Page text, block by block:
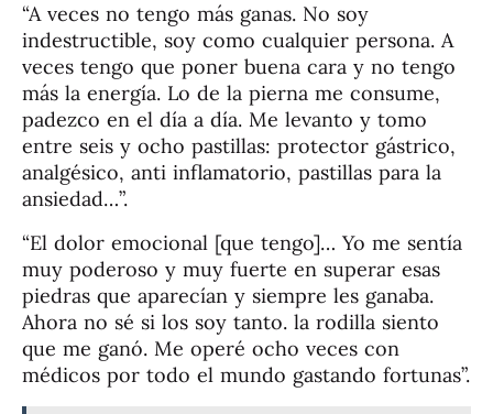
“A veces no tengo más ganas. No soy
indestructible, soy como cualquier persona. A
veces tengo que poner buena cara y no tengo
más la energía. Lo de la pierna me consume,
padezco en el día a día. Me levanto y tomo
entre seis y ocho pastillas: protector gástrico,
analgésico, anti inflamatorio, pastillas para la
ansiedad…”.
“El dolor emocional [que tengo]… Yo me sentía
muy poderoso y muy fuerte en superar esas
piedras que aparecían y siempre les ganaba.
Ahora no sé si los soy tanto. la rodilla siento
que me ganó. Me operé ocho veces con
médicos por todo el mundo gastando fortunas”.